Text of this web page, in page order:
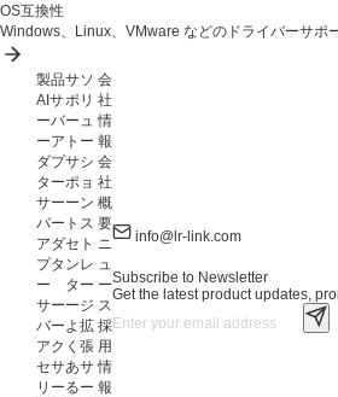
OS互換性
Windows、Linux、VMware などのドライバーサポ
製品
AIサ
ーバ
ーア
ダプ
ター
サー
バー
アダ
プタ
ー
サー
バー
アク
セサ
リー
サ
ポ
ー
ト
サ
ポ
ー
ト
セ
ン
タ
ー
よ
く
あ
る
ソ
リ
ュ
ー
シ
ョ
ン
ス
ト
レ
ー
ジ
拡
張
サ
ー
会
社
情
報
会
社
概
要
ニ
ュ
ー
ス
採
用
情
報
info@lr-link.com
Subscribe to Newsletter
Get the latest product updates,